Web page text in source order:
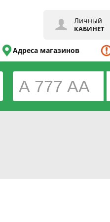
Личный
КАБИНЕТ
Адреса магазинов